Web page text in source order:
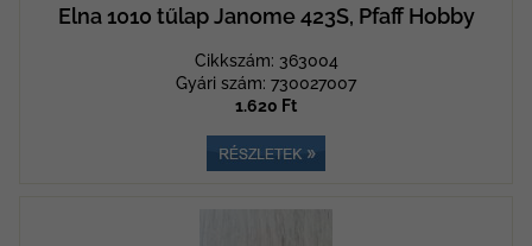
Elna 1010 tűlap Janome 423S, Pfaff Hobby
Cikkszám: 363004
Gyári szám: 730027007
1.620 Ft